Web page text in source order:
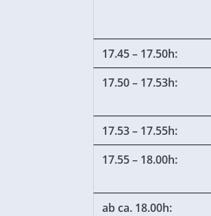
17.45 – 17.50h:
17.50 – 17.53h:
17.53 – 17.55h:
17.55 – 18.00h:
ab ca. 18.00h: